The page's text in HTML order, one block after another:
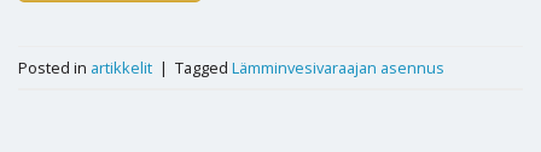
Posted in artikkelit | Tagged Lämminvesivaraajan asennus